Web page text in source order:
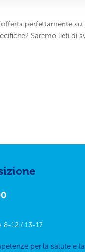
perfettamente su
Saremo lieti di
8-12 / 13-17
per la salute e